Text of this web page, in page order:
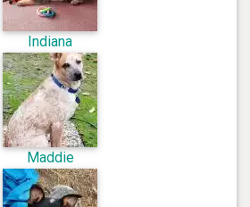
Indiana
Maddie